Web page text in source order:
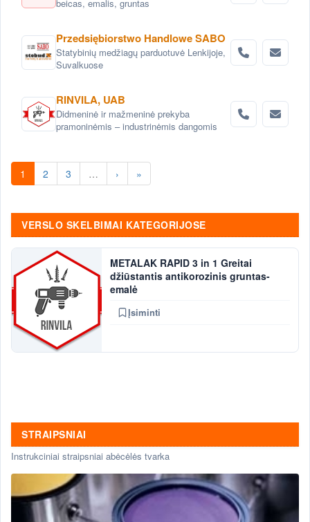
beicas, emalis, gruntas
Przedsiębiorstwo Handlowe SABO
Statybinių medžiagų parduotuvė Lenkijoje,
Suvalkuose
RINVILA, UAB
Didmeninė ir mažmeninė prekyba
pramoninėmis – industrinėmis dangomis
1 2 3 … › »
VERSLO SKELBIMAI KATEGORIJOSE
METALAK RAPID 3 in 1 Greitai
džiūstantis antikorozinis gruntas-
emalė
Įsiminti
STRAIPSNIAI
Instrukciniai straipsniai abėcėlės tvarka